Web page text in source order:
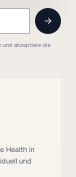
und akzeptiere die
Health in
und